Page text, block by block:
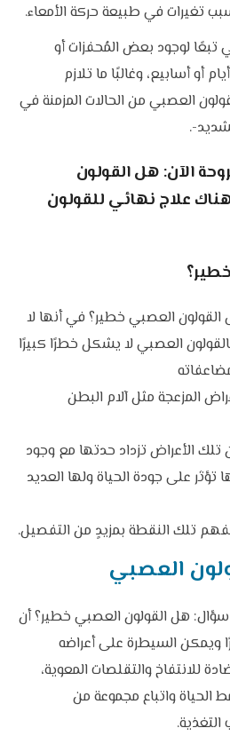
تغيرات في طبيعة حركة الأمعاء.
لوجود بعض المُحفزات أو
أو أسابيع، وغالبًا ما تلازم
العصبي من الحالات المزمنة في
.
الآن: هل القولون
علاج نهائي للقولون
العصبي خطير؟ في أنها لا
العصبي لا يشكل خطرًا كبيرًا
المزعجة مثل آلام البطن
تلك الأعراض تزداد حدتها مع وجود
تؤثر على جودة الحياة ولها العديد
تلك النقطة بمزيدٍ من التفصيل.
العصبي
سؤال: هل القولون العصبي خطير؟ أن
ويمكن السيطرة على أعراضه
للانتفاخ والتقلصات المعوية،
الحياة واتباع مجموعة من
التغذية.